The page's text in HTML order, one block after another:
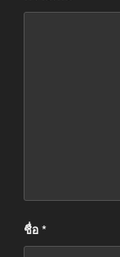
ชื่อ*